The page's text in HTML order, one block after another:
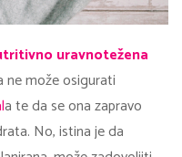
uravnotežena
ne može osigurati
a te da se ona zapravo
No, istina je da